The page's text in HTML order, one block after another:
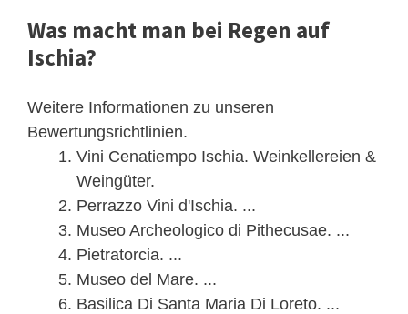
Was macht man bei Regen auf
Ischia?
Weitere Informationen zu unseren
Bewertungsrichtlinien.
Vini Cenatiempo Ischia. Weinkellereien &
Weingüter.
Perrazzo Vini d'Ischia. ...
Museo Archeologico di Pithecusae. ...
Pietratorcia. ...
Museo del Mare. ...
Basilica Di Santa Maria Di Loreto. ...